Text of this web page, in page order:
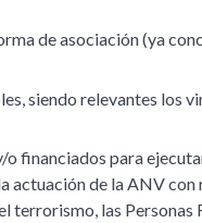
de asociación (ya
siendo relevantes los
financiados para
actuación de la ANV con
las Personas